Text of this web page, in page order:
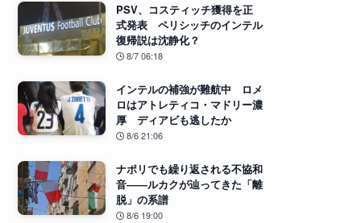
PSV、コスティッチ獲得を正
式発表 ペリシッチのインテル
復帰説は沈静化？
8/7 06:18
インテルの補強が難航中 ロメ
ロはアトレティコ・マドリー濃
厚 ディアビも逃したか
8/6 21:06
ナポリでも繰り返される不協和
音――ルカクが辿ってきた「離
脱」の系譜
8/6 19:00